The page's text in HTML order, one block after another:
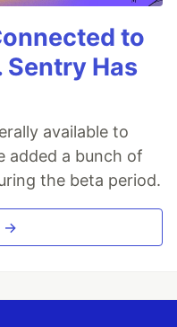
to
Has
available to
added a bunch of
the beta period.
→